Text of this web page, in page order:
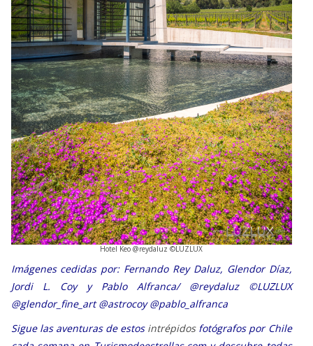
Hotel Keo@reydaluz ©LUZLUX
Imágenes cedidas por: Fernando Rey Daluz, Glendor Díaz,
@glendor_fine_art @astrocoy @pablo_alfranca
Sigue las aventuras de estosintrépidosfotógrafos por Chile
las imágenes de su viaje en nuestras redes sociales